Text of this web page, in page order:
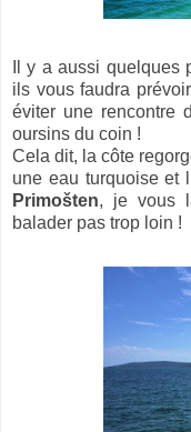
Il y a aussi quelques
ils vous faudra
éviter une rencontre
oursins du coin !
Cela dit, la côte
une eau turquoise et
Primošten, je vous
balader pas trop loin !